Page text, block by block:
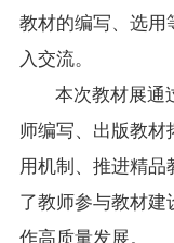
教材的编写、选用
入交流。
本次教材展通
师编写、出版教材
用机制、推进精品
了教师参与教材建
作高质量发展。